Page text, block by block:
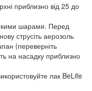
приблизно від 25 до
шарами. Перед
струсіть аерозоль
(переверніть
на насадку приблизно
лак BeLife